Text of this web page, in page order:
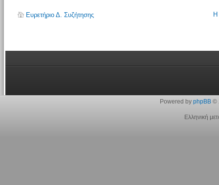
Ευρετήριο Δ. Συζήτησης Η
Powered by phpBB©
Ελληνική